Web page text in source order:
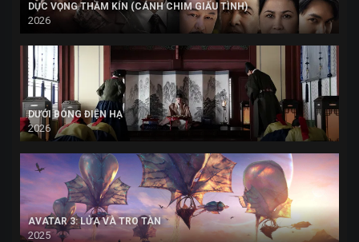
DỤC VỌNG THẦM KÍN (CÁNH CHIM GIẤU TÌNH)
2026
DƯỚI BÓNG ĐIỆN HẠ
2026
AVATAR 3: LỬA VÀ TRO TÀN
2025